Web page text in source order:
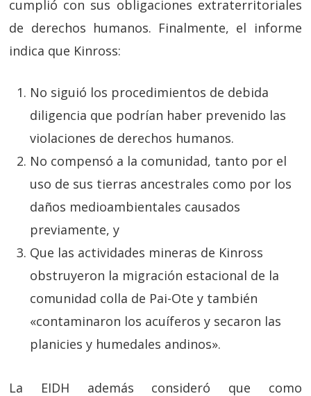
cumplió con sus obligaciones extraterritoriales
de derechos humanos. Finalmente, el informe
indica que Kinross:
No siguió los procedimientos de debida
diligencia que podrían haber prevenido las
violaciones de derechos humanos.
No compensó a la comunidad, tanto por el
uso de sus tierras ancestrales como por los
daños medioambientales causados
previamente, y
Que las actividades mineras de Kinross
obstruyeron la migración estacional de la
comunidad colla de Pai-Ote y también
«contaminaron los acuíferos y secaron las
planicies y humedales andinos».
La EIDH además consideró que como